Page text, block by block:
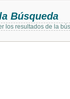
Búsqueda
los resultados de la